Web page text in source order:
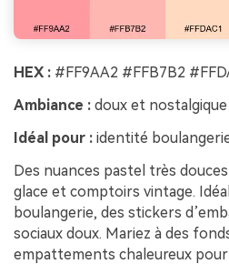
HEX : #FF9AA2 #FFB7B2
Ambiance : doux et nostalgique
Idéal pour : identité
Des nuances pastel très
glace et comptoirs vintage.
boulangerie, des stickers
sociaux doux. Mariez à des
empattements chaleureux